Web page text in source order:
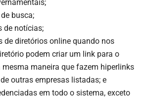
busca;
de notícias;
de diretórios online quando nos
podem criar um link para o
mesma maneira que fazem hiperlinks
outras empresas listadas; e
em todo o sistema, exceto